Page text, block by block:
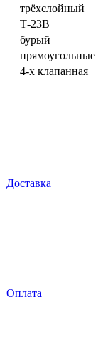
трёхслойный
Т-23В
бурый
прямоугольные
4-х клапанная
Доставка
Оплата